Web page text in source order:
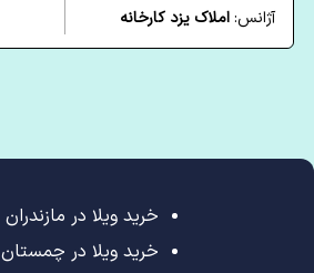
آژانس:املاک یزد کارخانه
خرید ویلا در مازندران
خرید ویلا در چمستان